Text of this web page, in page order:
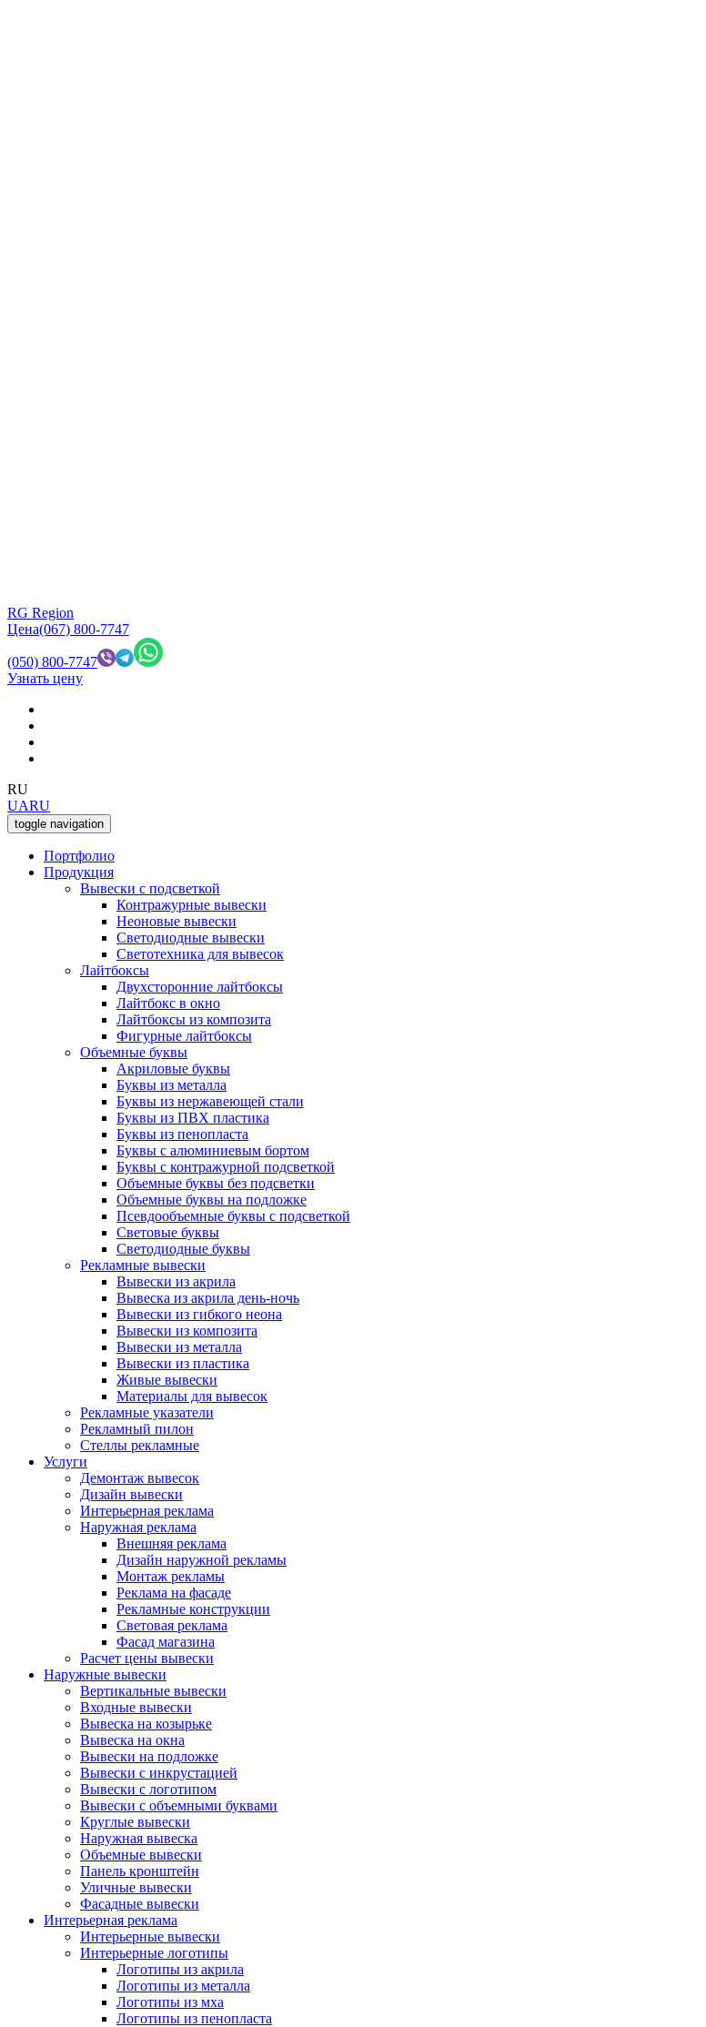
RG Region
Цена(067) 800-7747
(050) 800-7747
Узнать цену
RU
UARU
toggle navigation
Портфолио
Продукция
Вывески с подсветкой
Контражурные вывески
Неоновые вывески
Светодиодные вывески
Светотехника для вывесок
Лайтбоксы
Двухсторонние лайтбоксы
Лайтбокс в окно
Лайтбоксы из композита
Фигурные лайтбоксы
Объемные буквы
Акриловые буквы
Буквы из металла
Буквы из нержавеющей стали
Буквы из ПВХ пластика
Буквы из пенопласта
Буквы с алюминиевым бортом
Буквы с контражурной подсветкой
Объемные буквы без подсветки
Объемные буквы на подложке
Псевдообъемные буквы с подсветкой
Световые буквы
Светодиодные буквы
Рекламные вывески
Вывески из акрила
Вывеска из акрила день-ночь
Вывески из гибкого неона
Вывески из композита
Вывески из металла
Вывески из пластика
Живые вывески
Материалы для вывесок
Рекламные указатели
Рекламный пилон
Стеллы рекламные
Услуги
Демонтаж вывесок
Дизайн вывески
Интерьерная реклама
Наружная реклама
Внешняя реклама
Дизайн наружной рекламы
Монтаж рекламы
Реклама на фасаде
Рекламные конструкции
Световая реклама
Фасад магазина
Расчет цены вывески
Наружные вывески
Вертикальные вывески
Входные вывески
Вывеска на козырьке
Вывеска на окна
Вывески на подложке
Вывески с инкрустацией
Вывески с логотипом
Вывески с объемными буквами
Круглые вывески
Наружная вывеска
Объемные вывески
Панель кронштейн
Уличные вывески
Фасадные вывески
Интерьерная реклама
Интерьерные вывески
Интерьерные логотипы
Логотипы из акрила
Логотипы из металла
Логотипы из мха
Логотипы из пенопласта